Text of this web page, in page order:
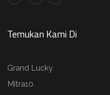
Temukan Kami Di
Grand Lucky
Mitra10